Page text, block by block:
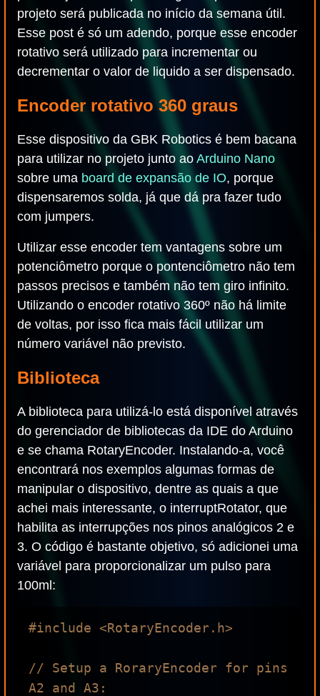
projeto será publicada no início da semana útil.
Esse post é só um adendo, porque esse encoder
rotativo será utilizado para incrementar ou
decrementar o valor de liquido a ser dispensado.
Encoder rotativo 360 graus
Esse dispositivo da GBK Robotics é bem bacana
para utilizar no projeto junto ao Arduino Nano
sobre uma board de expansão de IO, porque
dispensaremos solda, já que dá pra fazer tudo
com jumpers.
Utilizar esse encoder tem vantagens sobre um
potenciômetro porque o pontenciômetro não tem
passos precisos e também não tem giro infinito.
Utilizando o encoder rotativo 360º não há limite
de voltas, por isso fica mais fácil utilizar um
número variável não previsto.
Biblioteca
A biblioteca para utilizá-lo está disponível através
do gerenciador de bibliotecas da IDE do Arduino
e se chama RotaryEncoder. Instalando-a, você
encontrará nos exemplos algumas formas de
manipular o dispositivo, dentre as quais a que
achei mais interessante, o interruptRotator, que
habilita as interrupções nos pinos analógicos 2 e
3. O código é bastante objetivo, só adicionei uma
variável para proporcionalizar um pulso para
100ml:
#include <RotaryEncoder.h>
// Setup a RoraryEncoder for pins
A2 and A3: